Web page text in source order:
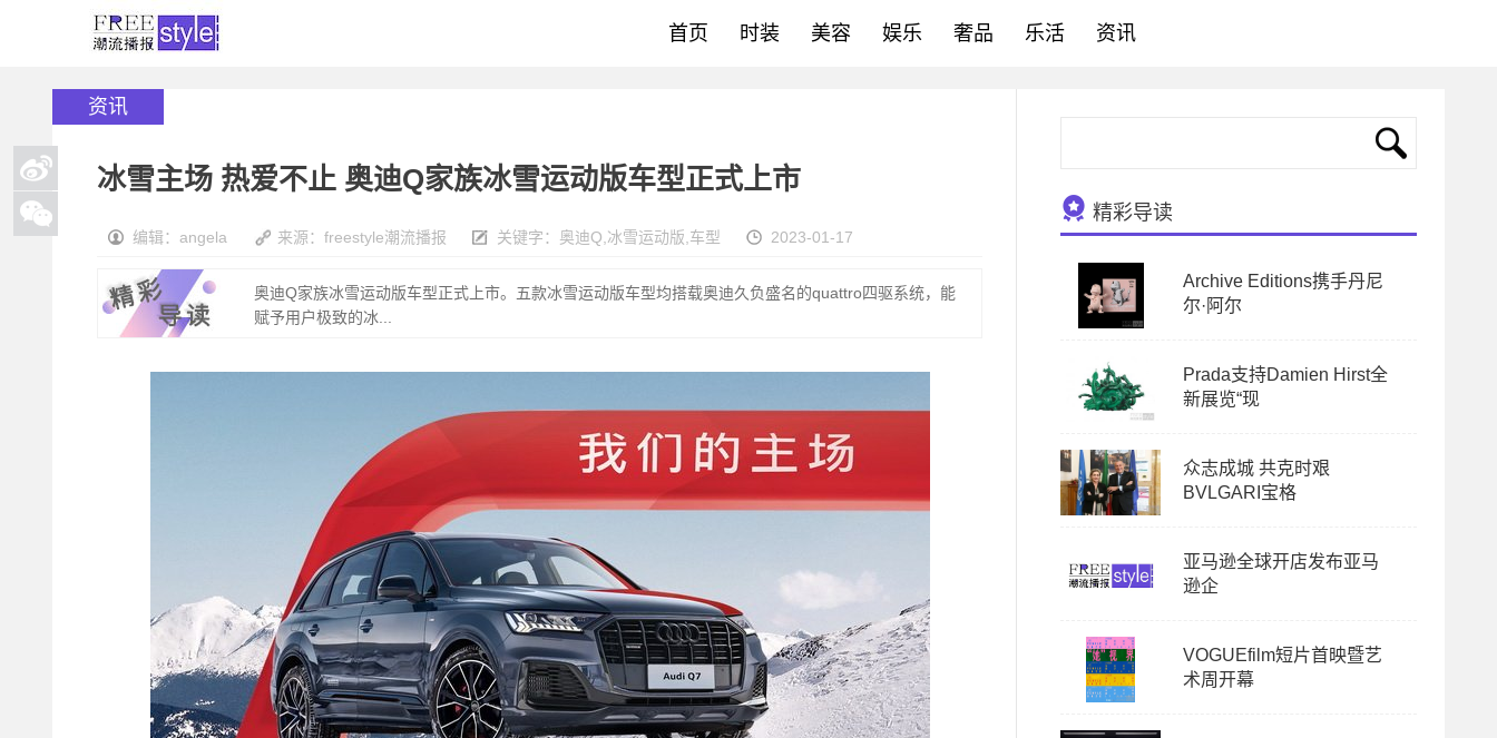
首页 时装 美容 娱乐 奢品 乐活 资讯
资讯
冰雪主场 热爱不止 奥迪Q家族冰雪运动版车型正式上市
编辑：angela 来源：freestyle潮流播报 关键字： 奥迪Q 冰雪运动版 车型 2023-01-17
奥迪Q家族冰雪运动版车型正式上市。五款冰雪运动版车型均搭载奥迪久负盛名的quattro四驱系统，能
赋予用户极致的冰...
精彩导读
Archive Editions携手丹尼
尔·阿尔
Prada支持Damien Hirst全
新展览“现
众志成城 共克时艰
BVLGARI宝格
亚马逊全球开店发布亚马
逊企
VOGUEfilm短片首映暨艺
术周开幕